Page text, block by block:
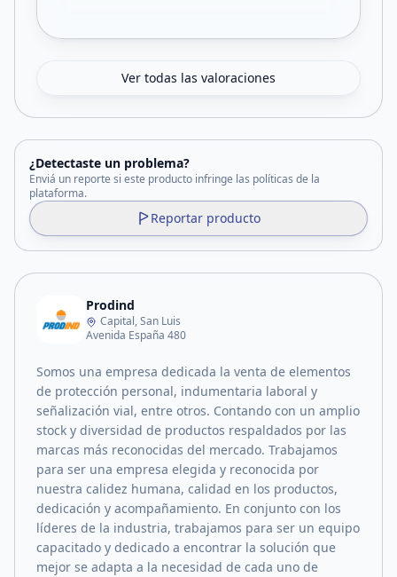
Ver todas las valoraciones
¿Detectaste un problema?
Enviá un reporte si este producto infringe las políticas de la
plataforma.
Reportar producto
Prodind
Capital, San Luis
Avenida España 480
Somos una empresa dedicada la venta de elementos
de protección personal, indumentaria laboral y
señalización vial, entre otros. Contando con un amplio
stock y diversidad de productos respaldados por las
marcas más reconocidas del mercado. Trabajamos
para ser una empresa elegida y reconocida por
nuestra calidez humana, calidad en los productos,
dedicación y acompañamiento. En conjunto con los
líderes de la industria, trabajamos para ser un equipo
capacitado y dedicado a encontrar la solución que
mejor se adapta a la necesidad de cada uno de